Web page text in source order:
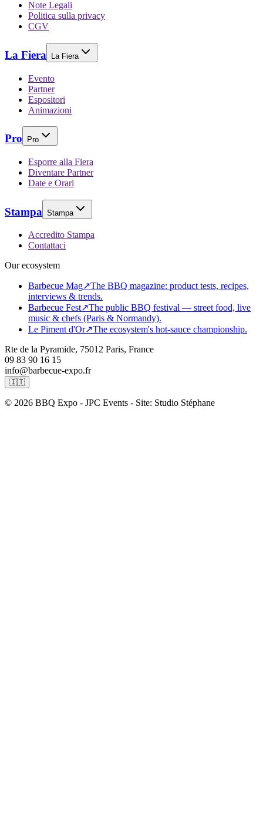
Note Legali
Politica sulla privacy
CGV
La Fiera La Fiera
Evento
Partner
Espositori
Animazioni
Pro Pro
Esporre alla Fiera
Diventare Partner
Date e Orari
Stampa Stampa
Accredito Stampa
Contattaci
Our ecosystem
Barbecue Mag↗The BBQ magazine: product tests, recipes,
interviews & trends.
Barbecue Fest↗The public BBQ festival — street food, live
music & chefs (Paris & Normandy).
Le Piment d'Or↗The ecosystem's hot-sauce championship.
Rte de la Pyramide, 75012 Paris, France
09 83 90 16 15
info@barbecue-expo.fr
🇮🇹
© 2026 BBQ Expo - JPC Events - Site: Studio Stéphane